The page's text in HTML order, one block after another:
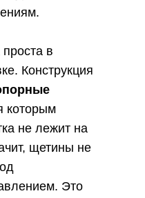
в
Конструкция
которым
не лежит на
щетины не
Это